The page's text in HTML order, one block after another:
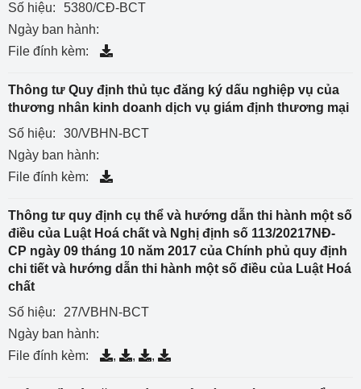
Số hiệu:
5380/CĐ-BCT
Ngày ban hành:
File đính kèm:
Thông tư Quy định thủ tục đăng ký dấu nghiệp vụ của
thương nhân kinh doanh dịch vụ giám định thương mại
Số hiệu:
30/VBHN-BCT
Ngày ban hành:
File đính kèm:
Thông tư quy định cụ thể và hướng dẫn thi hành một số
điều của Luật Hoá chất và Nghị định số 113/20217NĐ-
CP ngày 09 tháng 10 năm 2017 của Chính phủ quy định
chi tiết và hướng dẫn thi hành một số điều của Luật Hoá
chất
Số hiệu:
27/VBHN-BCT
Ngày ban hành:
File đính kèm:
, , ,